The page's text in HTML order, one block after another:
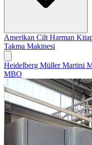
Amerikan Cilt Harman
Takma Makinesi
Heidelberg Müller Martini
MBO